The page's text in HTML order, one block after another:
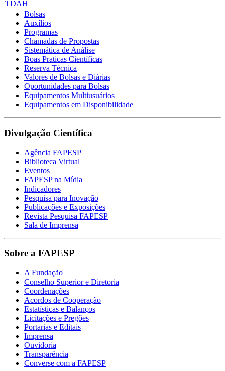
Bolsas
Auxílios
Programas
Chamadas de Propostas
Sistemática de Análise
Boas Praticas Científicas
Reserva Técnica
Valores de Bolsas e Diárias
Oportunidades para Bolsas
Equipamentos Multiusuários
Equipamentos em Disponibilidade
Divulgação Científica
Agência FAPESP
Biblioteca Virtual
Eventos
FAPESP na Mídia
Indicadores
Pesquisa para Inovação
Publicações e Exposições
Revista Pesquisa FAPESP
Sala de Imprensa
Sobre a FAPESP
A Fundação
Conselho Superior e Diretoria
Coordenações
Acordos de Cooperação
Estatísticas e Balanços
Licitações e Pregões
Portarias e Editais
Imprensa
Ouvidoria
Transparência
Converse com a FAPESP